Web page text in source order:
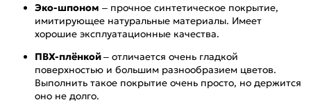
Эко-шпоном – прочное синтетическое покрытие,
имитирующее натуральные материалы. Имеет
хорошие эксплуатационные качества.
ПВХ-плёнкой– отличается очень гладкой
поверхностью и большим разнообразием цветов.
Выполнить такое покрытие очень просто, но держится
оно не долго.